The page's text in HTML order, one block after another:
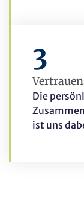
3
Die
ist uns